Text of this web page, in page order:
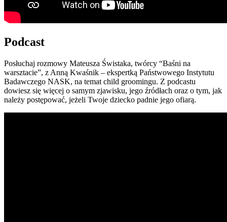
Podcast
Posłuchaj rozmowy Mateusza Świstaka, twórcy “Baśni na
warsztacie”, z Anną Kwaśnik – ekspertką Państwowego Instytutu
Badawczego NASK, na temat child groomingu. Z podcastu
dowiesz się więcej o samym zjawisku, jego źródłach oraz o tym, jak
należy postępować, jeżeli Twoje dziecko padnie jego ofiarą.